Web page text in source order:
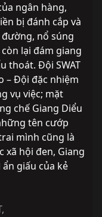
ngân hàng,
bị đánh cắp và
nổ súng
lại đám giang
thoát. Đội SWAT
– Đội đặc nhiệm
vụ việc; mặt
chế Giang Diểu
tên cướp
mình cũng là
xã hội đen, Giang
giấu của kẻ
,